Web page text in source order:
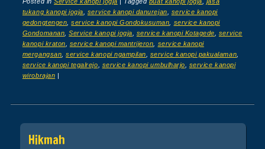
tukang kanopi jogja
service kanopi danurejan
service kanopi
gedongtengen ,service kanopi Gondokusuman
service kanopi
Gondomanan ,Service kanopi jogja service kanopi Kotagede
service
kanopi kraton
service kanopi mantrijeron
service kanopi
mergangsan ,service kanopi ngampilan service kanopi pakualaman
service kanopi tegalrejo
service kanopi umbulharjo
service kanopi
wirobrajan |
Post navigation
Hikmah